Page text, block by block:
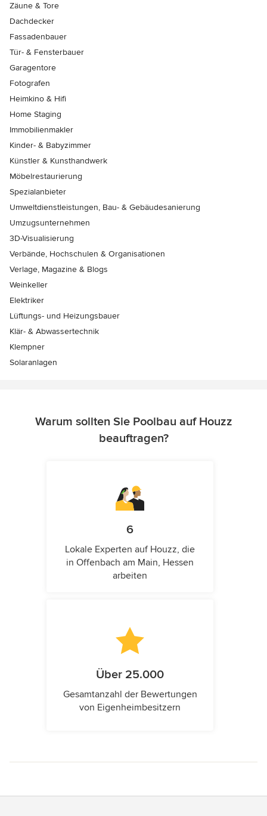
Zäune & Tore
Dachdecker
Fassadenbauer
Tür- & Fensterbauer
Garagentore
Fotografen
Heimkino & Hifi
Home Staging
Immobilienmakler
Kinder- & Babyzimmer
Künstler & Kunsthandwerk
Möbelrestaurierung
Spezialanbieter
Umweltdienstleistungen, Bau- & Gebäudesanierung
Umzugsunternehmen
3D-Visualisierung
Verbände, Hochschulen & Organisationen
Verlage, Magazine & Blogs
Weinkeller
Elektriker
Lüftungs- und Heizungsbauer
Klär- & Abwassertechnik
Klempner
Solaranlagen
Warum sollten Sie Poolbau auf Houzz
beauftragen?
6
Lokale Experten auf Houzz, die
in Offenbach am Main, Hessen
arbeiten
Über 25.000
Gesamtanzahl der Bewertungen
von Eigenheimbesitzern